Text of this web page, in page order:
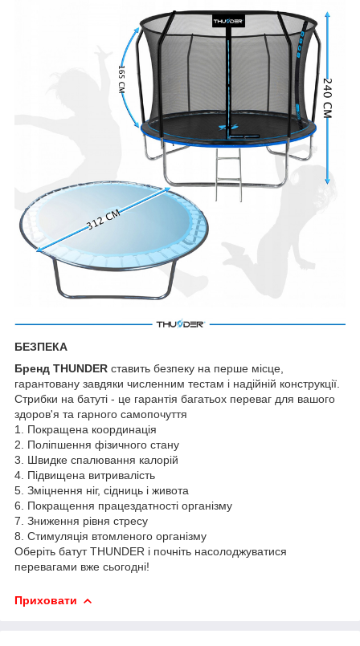
БЕЗПЕКА
Бренд THUNDER ставить безпеку на перше місце,
гарантовану завдяки численним тестам і надійній конструкції.
Стрибки на батуті - це гарантія багатьох переваг для вашого
здоров'я та гарного самопочуття
1. Покращена координація
2. Поліпшення фізичного стану
3. Швидке спалювання калорій
4. Підвищена витривалість
5. Зміцнення ніг, сідниць і живота
6. Покращення працездатності організму
7. Зниження рівня стресу
8. Стимуляція втомленого організму
Оберіть батут THUNDER і почніть насолоджуватися
перевагами вже сьогодні!
Приховати